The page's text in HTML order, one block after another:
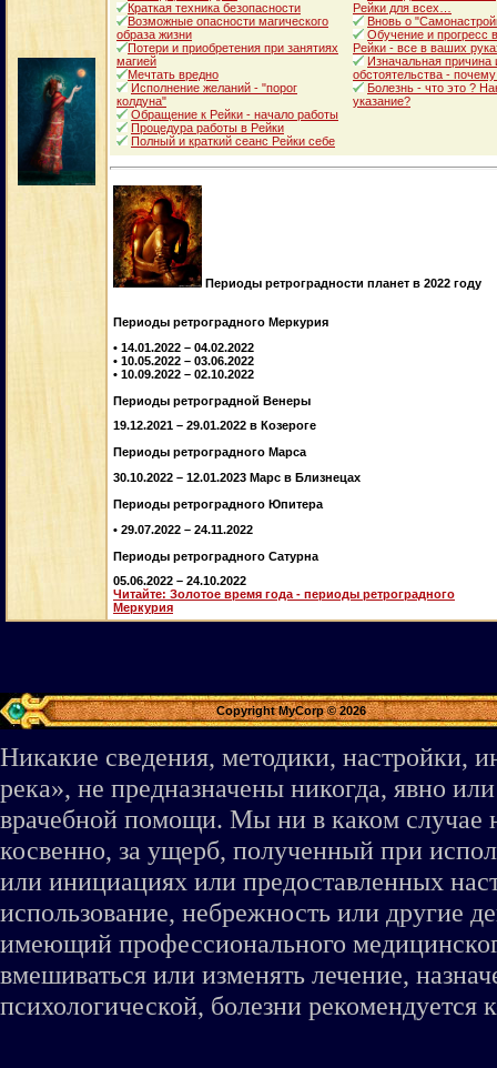
Краткая техника безопасности
Возможные опасности магического
образа жизни
Потери и приобретения при занятиях
магией
Мечтать вредно
Исполнение желаний - "порог
колдуна"
Обращение к Рейки - начало работы
Процедура работы в Рейки
Полный и краткий сеанс Рейки себе
Рейки для всех…
Вновь о
Обучение и прогресс
Рейки - все в ваших
Изначальная
обстоятельства -
Болезнь - что это ?
указание?
Периоды ретроградности планет в 2022 году
Периоды ретроградного Меркурия
• 14.01.2022 – 04.02.2022
• 10.05.2022 – 03.06.2022
• 10.09.2022 – 02.10.2022
Периоды ретроградной Венеры
19.12.2021 – 29.01.2022 в Козероге
Периоды ретроградного Марса
30.10.2022 – 12.01.2023 Марс в Близнецах
Периоды ретроградного Юпитера
• 29.07.2022 – 24.11.2022
Периоды ретроградного Сатурна
05.06.2022 – 24.10.2022
Читайте: Золотое время года - периоды ретроградного
Меркурия
Copyright MyCorp © 2026
Никакие сведения, методики, настройки,
река», не предназначены никогда, явно
врачебной помощи. Мы ни в каком случае
косвенно, за ущерб, полученный при
или инициациях или предоставленных
использование, небрежность или другие
имеющий профессионального
вмешиваться или изменять лечение,
психологической, болезни рекомендуется